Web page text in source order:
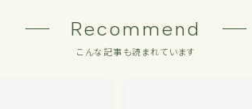
Recommend
こんな記事も読まれています